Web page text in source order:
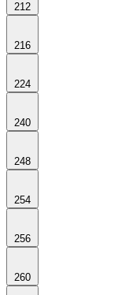
212
216
224
240
248
254
256
260